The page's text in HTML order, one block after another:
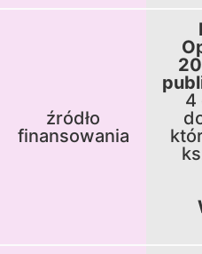
źródło
finansowania
4